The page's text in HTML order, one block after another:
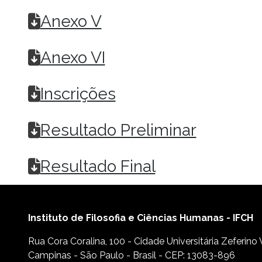
Anexo V
Anexo VI
Inscrições
Resultado Preliminar
Resultado Final
Instituto de Filosofia e Ciências Humanas - IFCH
Rua Cora Coralina, 100 - Cidade Universitária Zeferino
Campinas - São Paulo - Brasil - CEP: 13083-896